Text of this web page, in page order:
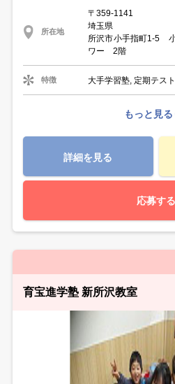
所在地
〒359-1141
埼玉県
所沢市小手指町1-5
ワー 2階
特徴 大手学習塾, 定期テス
もっと見る
詳細を見る
応募する
育宝進学塾 新所沢教室